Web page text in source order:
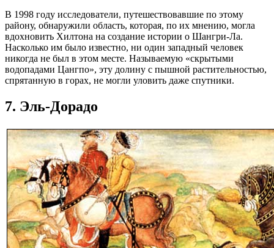
В 1998 году исследователи, путешествовавшие по этому
району, обнаружили область, которая, по их мнению, могла
вдохновить Хилтона на создание истории о Шангри-Ла.
Насколько им было известно, ни один западный человек
никогда не был в этом месте. Называемую «скрытыми
водопадами Цангпо», эту долину с пышной растительностью,
спрятанную в горах, не могли уловить даже спутники.
7. Эль-Дорадо